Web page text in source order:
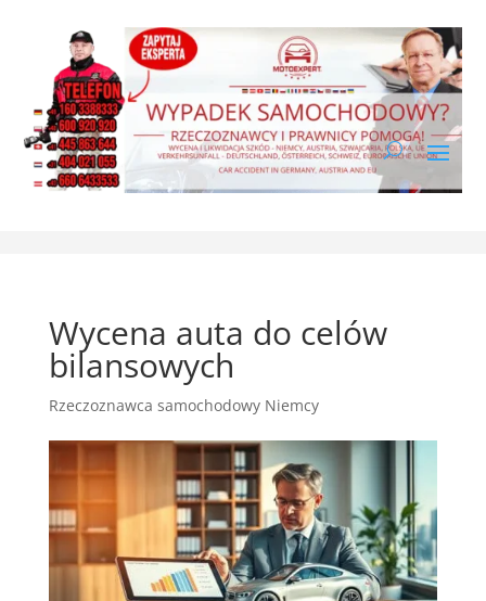
Wycena auta do celów
bilansowych
Rzeczoznawca samochodowy Niemcy